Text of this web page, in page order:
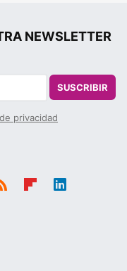
NEWSLETTER
SUSCRIBIR
privacidad